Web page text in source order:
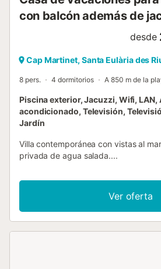
con balcón además de
desde
Cap Martinet, Santa Eulària des
8 pers. 4 dormitorios A 850 m de la
Piscina exterior, Jacuzzi, Wifi,
acondicionado, Televisión,
Jardín
Villa contemporánea con vistas al
privada de agua salada....
Ver oferta